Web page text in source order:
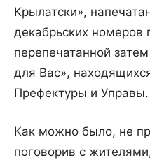
Крылатски»,
декабрьских номеров
перепечатанной
для Вас»,
Префектуры и Управы.
Как можно было, не
поговорив с